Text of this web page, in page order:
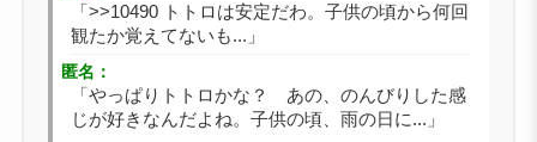
「>>10490 トトロは安定だわ。子供の頃から何回
観たか覚えてないも...」
匿名：
「やっぱりトトロかな？ あの、のんびりした感
じが好きなんだよね。子供の頃、雨の日に...」